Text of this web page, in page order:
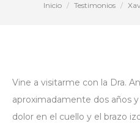
Estás aquí:
Inicio Testimonios
Vine a visitarme con la Dra.
aproximadamente dos años
dolor en el cuello y el brazo